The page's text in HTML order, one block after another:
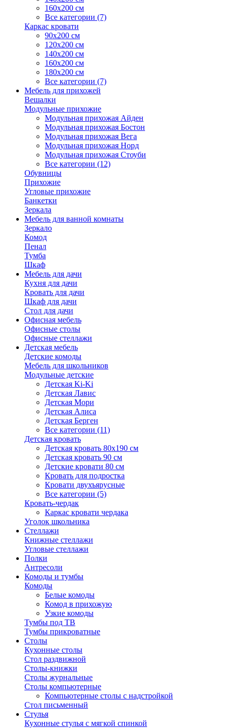
160х200 см
Все категории (7)
Каркас кровати
90х200 см
120х200 см
140х200 см
160х200 см
180х200 см
Все категории (7)
Мебель для прихожей
Вешалки
Модульные прихожие
Модульная прихожая Айден
Модульная прихожая Бостон
Модульная прихожая Вега
Модульная прихожая Норд
Модульная прихожая Стоуби
Все категории (12)
Обувницы
Прихожие
Угловые прихожие
Банкетки
Зеркала
Мебель для ванной комнаты
Зеркало
Комод
Пенал
Тумба
Шкаф
Мебель для дачи
Кухня для дачи
Кровать для дачи
Шкаф для дачи
Стол для дачи
Офисная мебель
Офисные столы
Офисные стеллажи
Детская мебель
Детские комоды
Мебель для школьников
Модульные детские
Детская Ki-Ki
Детская Лавис
Детская Мори
Детская Алиса
Детская Берген
Все категории (11)
Детская кровать
Детская кровать 80х190 см
Детская кровать 90 см
Детские кровати 80 см
Кровать для подростка
Кровати двухъярусные
Все категории (5)
Кровать-чердак
Каркас кровати чердака
Уголок школьника
Стеллажи
Книжные стеллажи
Угловые стеллажи
Полки
Антресоли
Комоды и тумбы
Комоды
Белые комоды
Комод в прихожую
Узкие комоды
Тумбы под ТВ
Тумбы прикроватные
Столы
Кухонные столы
Стол раздвижной
Столы-книжки
Столы журнальные
Столы компьютерные
Компьютерные столы с надстройкой
Стол письменный
Стулья
Кухонные стулья с мягкой спинкой